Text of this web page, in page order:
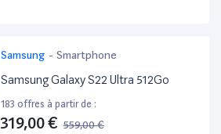
Samsung - Smartphone
Samsung Galaxy S22 Ultra 512Go
183 offres à partir de :
319,00 € 559,00 €